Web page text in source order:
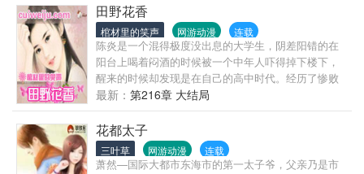
田野花香
棺材里的笑声 网游动漫 连载
陈炎是一个混得极度没出息的大学生，阴差阳错的在
阳台上喝着闷酒的时候被一个中年人吓得掉下楼下，
醒来的时候却发现是在自己的高中时代。经历了惨败
的婚姻和现实的残酷，陈炎决定好好的利用自己机会
推倒所有的美女，清纯的学生妹，只知道埋头读书的
校花骚无比的成熟美妇，饥渴了生了，干那么多大事
有什么用！手里掐着钱去糟蹋别人的闺女和老婆才是
王道！
最新： 第216章 大结局
花都太子
三叶草 网游动漫 连载
萧然—国际大都市东海市的第一太子爷，父亲乃是市